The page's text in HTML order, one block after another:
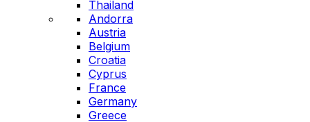
Thailand
Andorra
Austria
Belgium
Croatia
Cyprus
France
Germany
Greece